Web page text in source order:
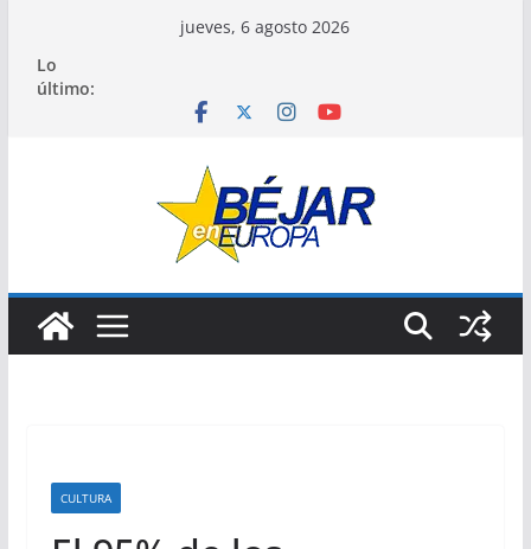
contenido
jueves, 6 agosto 2026
Lo
último:
CULTURA